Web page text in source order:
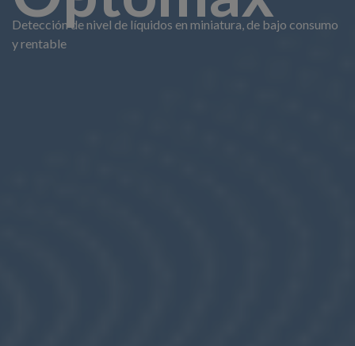
Detección de nivel de líquidos en miniatura, de bajo consumo
y rentable